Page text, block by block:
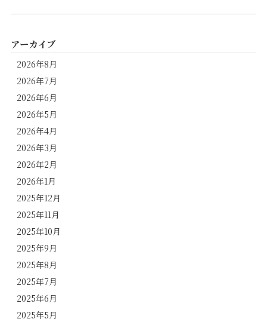
アーカイブ
2026年8月
2026年7月
2026年6月
2026年5月
2026年4月
2026年3月
2026年2月
2026年1月
2025年12月
2025年11月
2025年10月
2025年9月
2025年8月
2025年7月
2025年6月
2025年5月